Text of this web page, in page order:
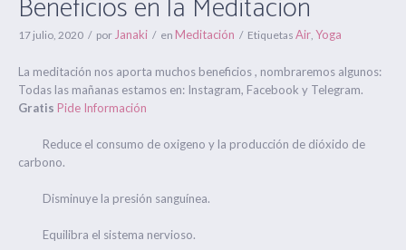
17 julio, 2020 por Janaki en Meditación Etiquetas Air, Yoga
La meditación nos aporta muchos beneficios , nombraremos algunos:
Todas las mañanas estamos en: Instagram, Facebook y Telegram.
Gratis Pide Información
Reduce el consumo de oxigeno y la producción de dióxido de
carbono.
Disminuye la presión sanguínea.
Equilibra el sistema nervioso.